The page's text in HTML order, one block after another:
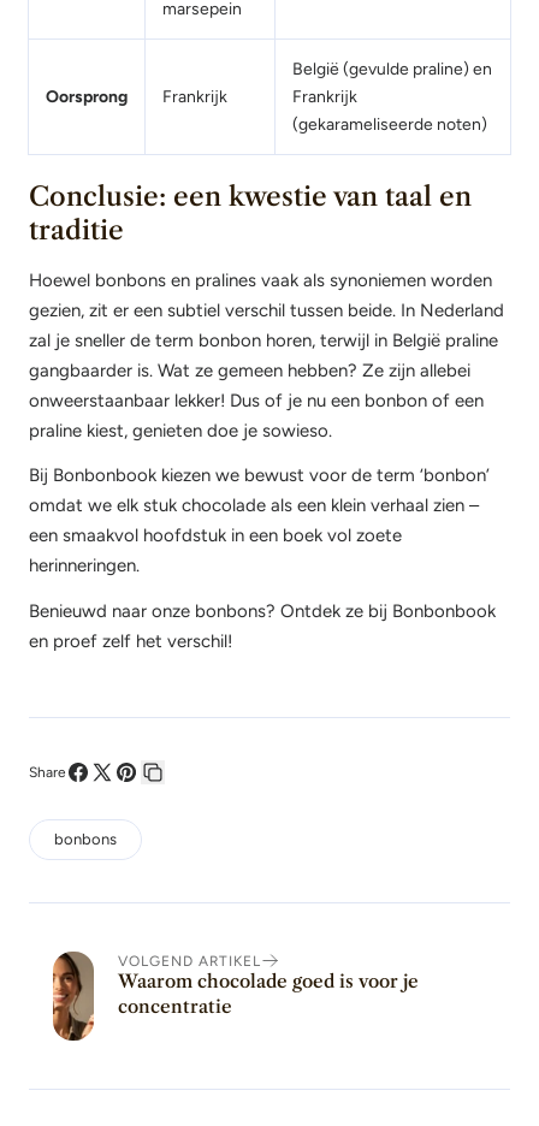
marsepein
Oorsprong Frankrijk
België (gevulde praline) en
Frankrijk
(gekarameliseerde noten)
Conclusie: een kwestie van taal en
traditie
Hoewel bonbons en pralines vaak als synoniemen worden
gezien, zit er een subtiel verschil tussen beide. In Nederland
zal je sneller de term bonbon horen, terwijl in België praline
gangbaarder is. Wat ze gemeen hebben? Ze zijn allebei
onweerstaanbaar lekker! Dus of je nu een bonbon of een
praline kiest, genieten doe je sowieso.
Bij Bonbonbook kiezen we bewust voor de term ‘bonbon’
omdat we elk stuk chocolade als een klein verhaal zien –
een smaakvol hoofdstuk in een boek vol zoete
herinneringen.
Benieuwd naar onze bonbons? Ontdek ze bij Bonbonbook
en proef zelf het verschil!
Share
op
Facebook
op
X
op
Pinterest
bonbons
VOLGEND ARTIKEL
Waarom chocolade goed is voor je
concentratie